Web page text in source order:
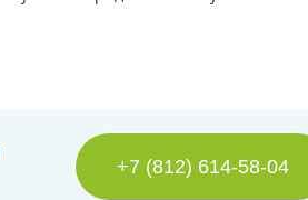
+7 (812) 614-58-04